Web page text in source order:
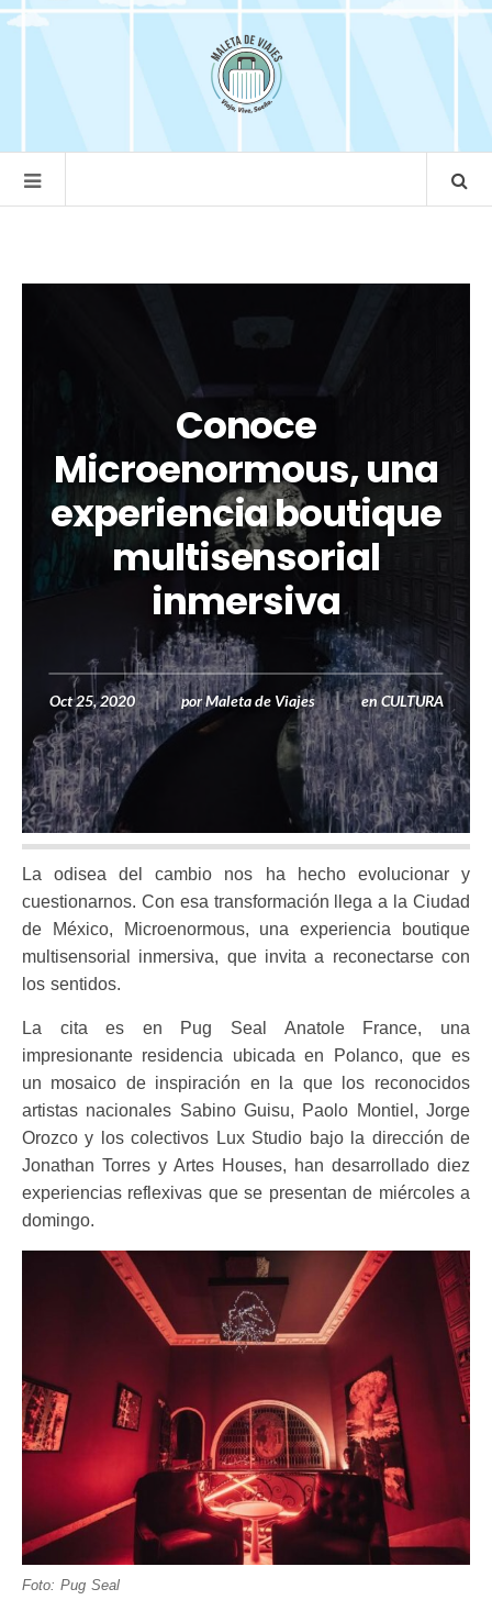
Conoce
Microenormous, una
experiencia boutique
multisensorial
inmersiva
Oct 25, 2020 porMaleta de Viajes en CULTURA
La odisea del cambio nos ha hecho evolucionar y
cuestionarnos. Con esa transformación llega a la Ciudad
de México, Microenormous, una experiencia boutique
multisensorial inmersiva, que invita a reconectarse con
los sentidos.
La cita es en Pug Seal Anatole France, una
impresionante residencia ubicada en Polanco, que es
un mosaico de inspiración en la que los reconocidos
artistas nacionales Sabino Guisu, Paolo Montiel, Jorge
Orozco y los colectivos Lux Studio bajo la dirección de
Jonathan Torres y Artes Houses, han desarrollado diez
experiencias reflexivas que se presentan de miércoles a
domingo.
Foto: Pug Seal